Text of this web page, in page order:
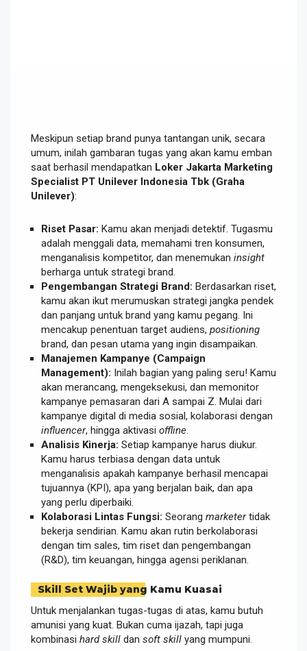
Meskipun setiap brand punya tantangan unik, secara
umum, inilah gambaran tugas yang akan kamu emban
saat berhasil mendapatkan Loker Jakarta Marketing
Specialist PT Unilever Indonesia Tbk (Graha
Unilever):
Riset Pasar: Kamu akan menjadi detektif. Tugasmu
adalah menggali data, memahami tren konsumen,
menganalisis kompetitor, dan menemukan insight
berharga untuk strategi brand.
Pengembangan Strategi Brand: Berdasarkan riset,
kamu akan ikut merumuskan strategi jangka pendek
dan panjang untuk brand yang kamu pegang. Ini
mencakup penentuan target audiens, positioning
brand, dan pesan utama yang ingin disampaikan.
Manajemen Kampanye (Campaign
Management): Inilah bagian yang paling seru! Kamu
akan merancang, mengeksekusi, dan memonitor
kampanye pemasaran dari A sampai Z. Mulai dari
kampanye digital di media sosial, kolaborasi dengan
influencer, hingga aktivasi offline
Analisis Kinerja: Setiap kampanye harus diukur.
Kamu harus terbiasa dengan data untuk
menganalisis apakah kampanye berhasil mencapai
tujuannya (KPI), apa yang berjalan baik, dan apa
yang perlu diperbaiki.
Kolaborasi Lintas Fungsi: Seorang marketertidak
bekerja sendirian. Kamu akan rutin berkolaborasi
dengan tim sales, tim riset dan pengembangan
(R&D), tim keuangan, hingga agensi periklanan.
Skill Set Wajib yang Kamu Kuasai
Untuk menjalankan tugas-tugas di atas, kamu butuh
amunisi yang kuat. Bukan cuma ijazah, tapi juga
kombinasi hard skill dan soft skill yang mumpuni.